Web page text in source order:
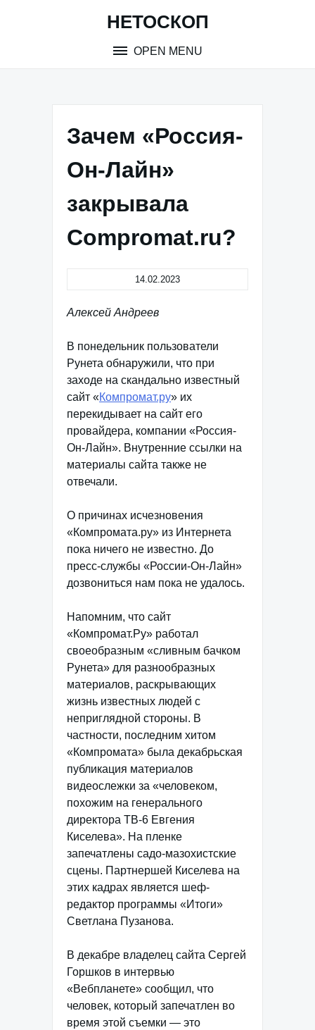
НЕТОСКОП
OPEN MENU
Зачем «Россия-
Он-Лайн»
закрывала
Compromat.ru?
14.02.2023
Алексей Андреев
В понедельник пользователи
Рунета обнаружили, что при
заходе на скандально известный
сайт «Компромат.ру» их
перекидывает на сайт его
провайдера, компании «Россия-
Он-Лайн». Внутренние ссылки на
материалы сайта также не
отвечали.
О причинах исчезновения
«Компромата.ру» из Интернета
пока ничего не известно. До
пресс-службы «России-Он-Лайн»
дозвониться нам пока не удалось.
Напомним, что сайт
«Компромат.Ру» работал
своеобразным «сливным бачком
Рунета» для разнообразных
материалов, раскрывающих
жизнь известных людей с
неприглядной стороны. В
частности, последним хитом
«Компромата» была декабрьская
публикация материалов
видеослежки за «человеком,
похожим на генерального
директора ТВ-6 Евгения
Киселева». На пленке
запечатлены садо-мазохистские
сцены. Партнершей Киселева на
этих кадрах является шеф-
редактор программы «Итоги»
Светлана Пузанова.
В декабре владелец сайта Сергей
Горшков в интервью
«Вебпланете» сообщил, что
человек, который запечатлен во
время этой съемки — это